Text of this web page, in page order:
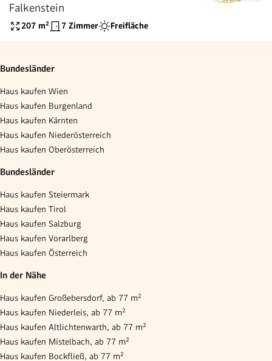
Falkenstein
207 m² 7 Zimmer Freifläche
Bundesländer
Haus kaufen Wien
Haus kaufen Burgenland
Haus kaufen Kärnten
Haus kaufen Niederösterreich
Haus kaufen Oberösterreich
Bundesländer
Haus kaufen Steiermark
Haus kaufen Tirol
Haus kaufen Salzburg
Haus kaufen Vorarlberg
Haus kaufen Österreich
In der Nähe
Haus kaufen Großebersdorf, ab 77 m²
Haus kaufen Niederleis, ab 77 m²
Haus kaufen Altlichtenwarth, ab 77 m²
Haus kaufen Mistelbach, ab 77 m²
Haus kaufen Bockfließ, ab 77 m²